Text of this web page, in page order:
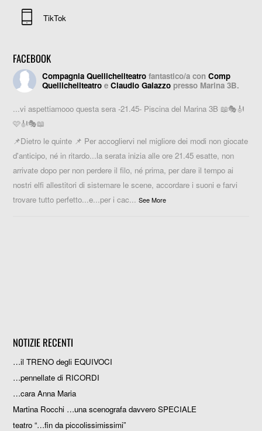
TikTok
FACEBOOK
Compagnia Quellicheilteatro fantastico/a conComp
Quellicheilteatro eClaudio Galazzo presso Marina 3B.
...vi aspettiamooo questa sera -21.45- Piscina del Marina 3B 📖🎭🎻
🩷🎻🎭📖
📌Dietro le quinte 📌 Per accogliervi nel migliore dei modi non giocate
d'anticipo, né in ritardo...la serata inizia alle ore 21.45 esatte, non
arrivate dopo per non perdere il filo, né prima, per dare il tempo ai
nostri elfi allestitori di sistemare le scene, accordare i suoni e farvi
trovare tutto perfetto...e...per i cac...See More
NOTIZIE RECENTI
…il TRENO degli EQUIVOCI
…pennellate di RICORDI
…cara Anna Maria
Martina Rocchi …una scenografa davvero SPECIALE
teatro “…fin da piccolissimissimi”